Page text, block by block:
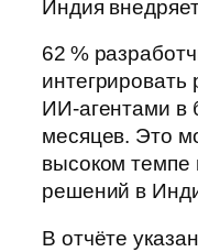
Индия
62 %
ИИ‑агентами
месяцев. Это
высоком темпе
решений в
В отчёте